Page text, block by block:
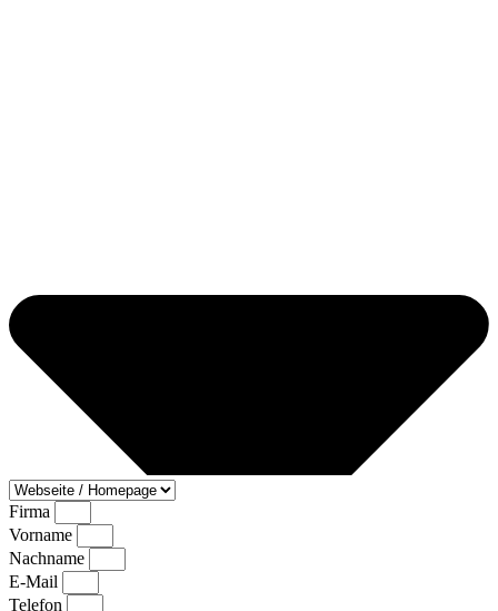
Firma
Vorname
Nachname
E-Mail
Telefon